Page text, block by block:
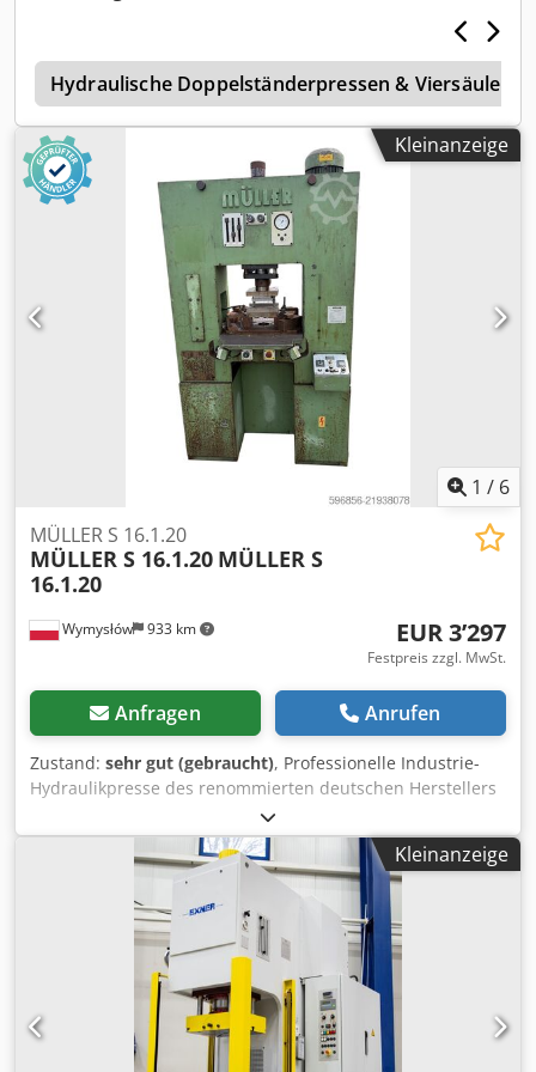
Hydraulische Doppelständerpressen &
Kleinanzeige
1 / 6
Wymysłów 933 km
MÜLLER S 16.1.20
MÜLLER S 16.1.20 MÜLLER S
16.1.20
EUR 3’297
Festpreis zzgl. MwSt.
Anfragen Anrufen
Zustand: sehr gut (gebraucht), Professionelle Industrie-
Hydraulikpresse des renommierten deutschen Herstellers
MÜLLER – Fritz Müller Pressenfabrik Esslingen. Robuste
und schwere Bauweise, ausgelegt für Arbeiten wie
Pressen, Stanzen, Ausklinken und Umformen von Metall-
und technischen Bauteilen. Die Maschine befindet sich in
gutem optischen und technischen Zustand. Ausgestattet
mit Handsteuerung, Hubzähler sowie Druckmanometer.
Industrielle Konstruktion, ideal für Produktionsbetriebe,
Werkzeugbau, Werkstätten und Fertigungslinien.
Technische Daten: Hersteller: MÜLLER Typ: S 16.1.20
Baujahr: 1977 Maschinennummer: 9183 Maschinentyp:
Hydraulikpresse Zweihandsteuerung Hubzähler
Kleinanzeige